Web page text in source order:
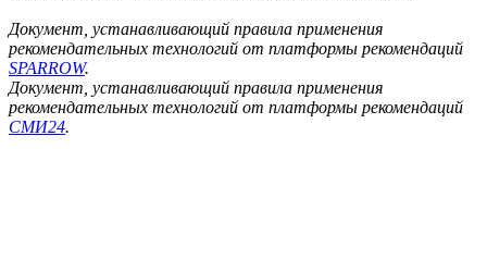
Документ, устанавливающий правила применения
рекомендательных технологий от платформы рекомендаций
SPARROW.
Документ, устанавливающий правила применения
рекомендательных технологий от платформы рекомендаций
СМИ24.